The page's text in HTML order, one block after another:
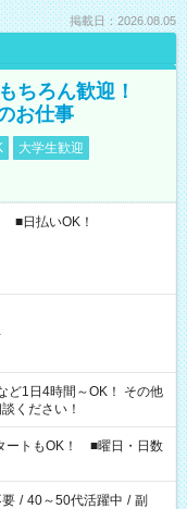
掲載日：2026.08.05
ちろん歓迎！
お仕事
大学生歓迎
■日払いOK！
4時間～OK！ その他
ください！
ートもOK！ ■曜日・日数
要 / 40～50代活躍中 / 副